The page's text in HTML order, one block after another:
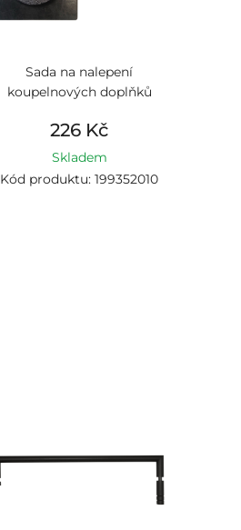
Sada na nalepení
koupelnových doplňků
226 Kč
Skladem
Kód produktu: 199352010